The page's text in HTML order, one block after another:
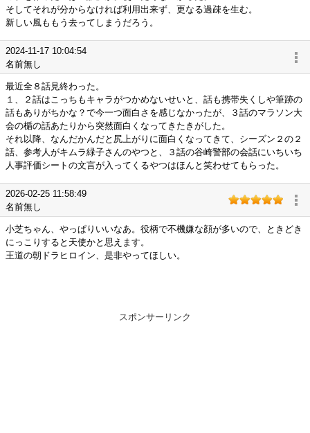
そしてそれが分からなければ利用出来ず、更なる過疎を生む。
新しい風ももう去ってしまうだろう。
2024-11-17 10:04:54
名前無し
最近全８話見終わった。
１、２話はこっちもキャラがつかめないせいと、話も携帯失くしや筆跡の
話もありがちかな？で今一つ面白さを感じなかったが、３話のマラソン大
会の楯の話あたりから突然面白くなってきたきがした。
それ以降、なんだかんだと尻上がりに面白くなってきて、シーズン２の２
話、参考人がキムラ緑子さんのやつと、３話の谷崎警部の会話にいちいち
人事評価シートの文言が入ってくるやつはほんと笑わせてもらった。
2026-02-25 11:58:49
名前無し
小芝ちゃん、やっぱりいいなあ。役柄で不機嫌な顔が多いので、ときどき
にっこりすると天使かと思えます。
王道の朝ドラヒロイン、是非やってほしい。
スポンサーリンク